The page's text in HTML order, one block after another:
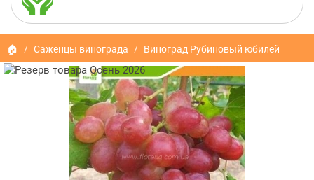
🏠 Саженцы винограда Виноград Рубиновый юбилей